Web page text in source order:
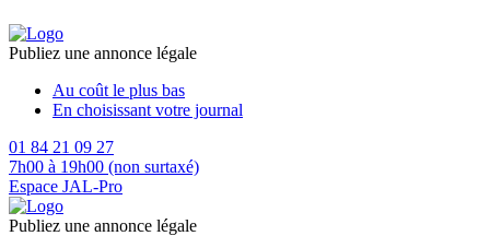
Publiez une annonce légale
Au coût le plus bas
En choisissant votre journal
01 84 21 09 27
7h00 à 19h00 (non surtaxé)
Espace JAL-Pro
Publiez une annonce légale